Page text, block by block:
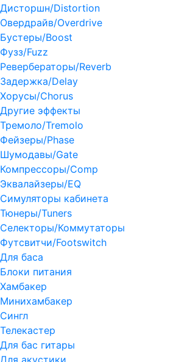
Дисторшн/Distortion
Овердрайв/Overdrive
Бустеры/Boost
Фузз/Fuzz
Ревербераторы/Reverb
Задержка/Delay
Хорусы/Chorus
Другие эффекты
Тремоло/Tremolo
Фейзеры/Phase
Шумодавы/Gate
Компрессоры/Comp
Эквалайзеры/EQ
Симуляторы кабинета
Тюнеры/Tuners
Селекторы/Коммутаторы
Футсвитчи/Footswitch
Для баса
Блоки питания
Хамбакер
Минихамбакер
Сингл
Телекастер
Для бас гитары
Для акустики